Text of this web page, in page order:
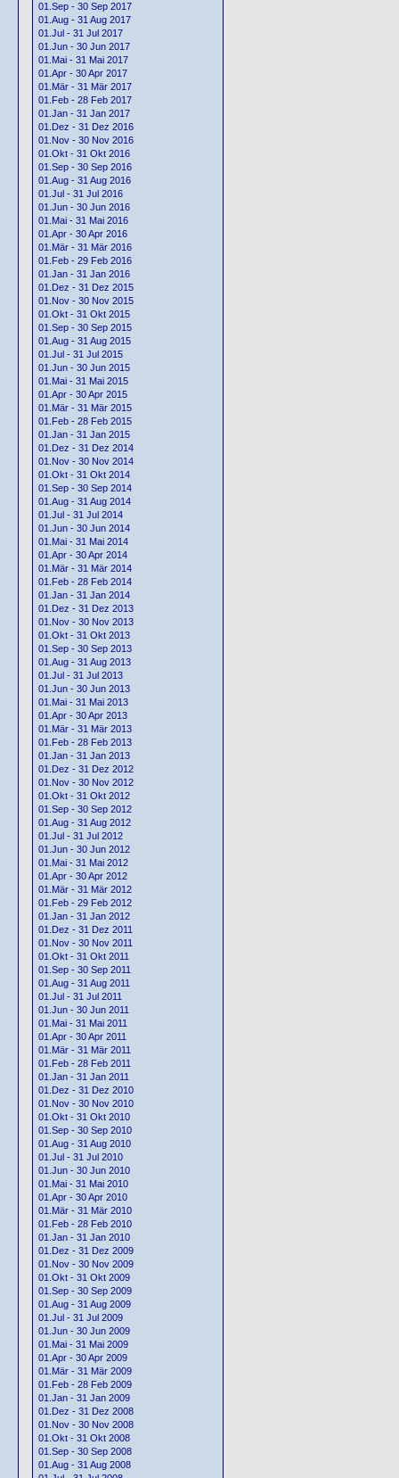
01.Sep - 30 Sep 2017
01.Aug - 31 Aug 2017
01.Jul - 31 Jul 2017
01.Jun - 30 Jun 2017
01.Mai - 31 Mai 2017
01.Apr - 30 Apr 2017
01.Mär - 31 Mär 2017
01.Feb - 28 Feb 2017
01.Jan - 31 Jan 2017
01.Dez - 31 Dez 2016
01.Nov - 30 Nov 2016
01.Okt - 31 Okt 2016
01.Sep - 30 Sep 2016
01.Aug - 31 Aug 2016
01.Jul - 31 Jul 2016
01.Jun - 30 Jun 2016
01.Mai - 31 Mai 2016
01.Apr - 30 Apr 2016
01.Mär - 31 Mär 2016
01.Feb - 29 Feb 2016
01.Jan - 31 Jan 2016
01.Dez - 31 Dez 2015
01.Nov - 30 Nov 2015
01.Okt - 31 Okt 2015
01.Sep - 30 Sep 2015
01.Aug - 31 Aug 2015
01.Jul - 31 Jul 2015
01.Jun - 30 Jun 2015
01.Mai - 31 Mai 2015
01.Apr - 30 Apr 2015
01.Mär - 31 Mär 2015
01.Feb - 28 Feb 2015
01.Jan - 31 Jan 2015
01.Dez - 31 Dez 2014
01.Nov - 30 Nov 2014
01.Okt - 31 Okt 2014
01.Sep - 30 Sep 2014
01.Aug - 31 Aug 2014
01.Jul - 31 Jul 2014
01.Jun - 30 Jun 2014
01.Mai - 31 Mai 2014
01.Apr - 30 Apr 2014
01.Mär - 31 Mär 2014
01.Feb - 28 Feb 2014
01.Jan - 31 Jan 2014
01.Dez - 31 Dez 2013
01.Nov - 30 Nov 2013
01.Okt - 31 Okt 2013
01.Sep - 30 Sep 2013
01.Aug - 31 Aug 2013
01.Jul - 31 Jul 2013
01.Jun - 30 Jun 2013
01.Mai - 31 Mai 2013
01.Apr - 30 Apr 2013
01.Mär - 31 Mär 2013
01.Feb - 28 Feb 2013
01.Jan - 31 Jan 2013
01.Dez - 31 Dez 2012
01.Nov - 30 Nov 2012
01.Okt - 31 Okt 2012
01.Sep - 30 Sep 2012
01.Aug - 31 Aug 2012
01.Jul - 31 Jul 2012
01.Jun - 30 Jun 2012
01.Mai - 31 Mai 2012
01.Apr - 30 Apr 2012
01.Mär - 31 Mär 2012
01.Feb - 29 Feb 2012
01.Jan - 31 Jan 2012
01.Dez - 31 Dez 2011
01.Nov - 30 Nov 2011
01.Okt - 31 Okt 2011
01.Sep - 30 Sep 2011
01.Aug - 31 Aug 2011
01.Jul - 31 Jul 2011
01.Jun - 30 Jun 2011
01.Mai - 31 Mai 2011
01.Apr - 30 Apr 2011
01.Mär - 31 Mär 2011
01.Feb - 28 Feb 2011
01.Jan - 31 Jan 2011
01.Dez - 31 Dez 2010
01.Nov - 30 Nov 2010
01.Okt - 31 Okt 2010
01.Sep - 30 Sep 2010
01.Aug - 31 Aug 2010
01.Jul - 31 Jul 2010
01.Jun - 30 Jun 2010
01.Mai - 31 Mai 2010
01.Apr - 30 Apr 2010
01.Mär - 31 Mär 2010
01.Feb - 28 Feb 2010
01.Jan - 31 Jan 2010
01.Dez - 31 Dez 2009
01.Nov - 30 Nov 2009
01.Okt - 31 Okt 2009
01.Sep - 30 Sep 2009
01.Aug - 31 Aug 2009
01.Jul - 31 Jul 2009
01.Jun - 30 Jun 2009
01.Mai - 31 Mai 2009
01.Apr - 30 Apr 2009
01.Mär - 31 Mär 2009
01.Feb - 28 Feb 2009
01.Jan - 31 Jan 2009
01.Dez - 31 Dez 2008
01.Nov - 30 Nov 2008
01.Okt - 31 Okt 2008
01.Sep - 30 Sep 2008
01.Aug - 31 Aug 2008